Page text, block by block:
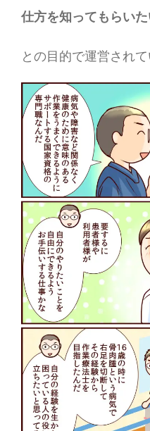
仕方を知ってもらいた
との目的で運営されて